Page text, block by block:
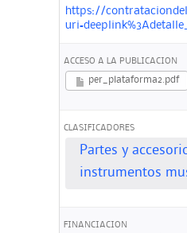
https://
ACCESO A LA PUBLICACION
per_plataforma2.pdf
CLASIFICADORES
Partes y
instrumentos
FINANCIACION